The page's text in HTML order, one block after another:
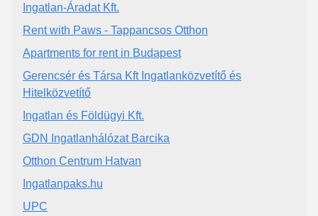
Ingatlan-Áradat Kft.
Rent with Paws - Tappancsos Otthon
Apartments for rent in Budapest
Gerencsér és Társa Kft Ingatlanközvetítő és
Hitelközvetítő
Ingatlan és Földügyi Kft.
GDN Ingatlanhálózat Barcika
Otthon Centrum Hatvan
Ingatlanpaks.hu
UPC